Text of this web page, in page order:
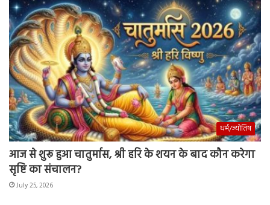
धर्म/ज्योतिष
आज से शुरू हुआ चातुर्मास, श्री हरि के शयन के बाद कौन करेगा
सृष्टि का संचालन?
July 25, 2026